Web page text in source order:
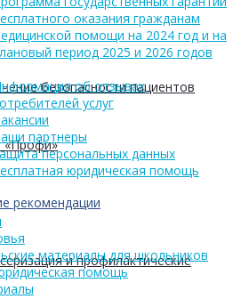
безопасности пациентов
«Профи»
рекомендации
и профилактические
оказания гражданам
помощи на 2024 год и на
период 2025 и 2026 годов
об отзывах
услуг
партнеры
персональных данных
юридическая помощь
материалы для школьников
помощь